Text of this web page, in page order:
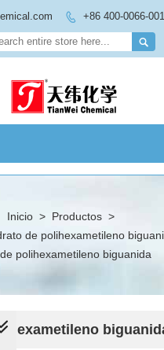
 +86 400-0066-001

Inicio > Productos >
de polihexametileno
polihexametileno biguanida